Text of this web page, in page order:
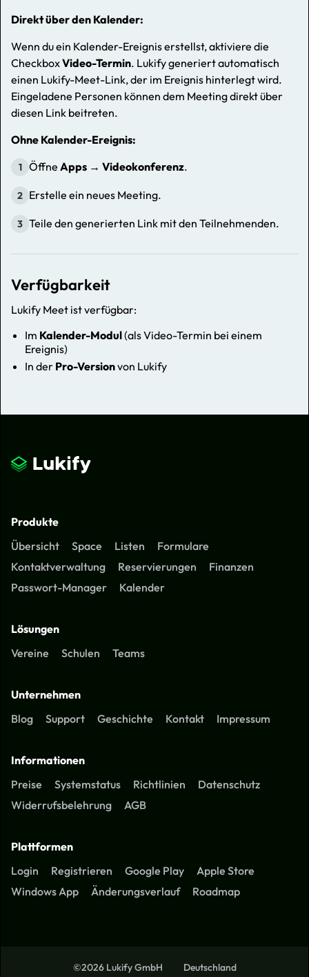
Direkt über den Kalender:
Wenn du ein Kalender-Ereignis erstellst, aktiviere die
CheckboxVideo-Termin. Lukify generiert automatisch
einen Lukify-Meet-Link, der im Ereignis hinterlegt wird.
Eingeladene Personen können dem Meeting direkt über
diesen Link beitreten.
Ohne Kalender-Ereignis:
1 Öffne Apps → Videokonferenz.
2 Erstelle ein neues Meeting.
3 Teile den generierten Link mit den Teilnehmenden.
Verfügbarkeit
Lukify Meet ist verfügbar:
Im Kalender-Modul(als Video-Termin bei einem
Ereignis)
In der Pro-Versionvon Lukify
Produkte
Übersicht
Space Listen
Formulare
Kontaktverwaltung
Reservierungen
Finanzen
Passwort-Manager
Kalender
Lösungen
Vereine
Schulen Teams
Unternehmen
Blog
Support Geschichte Kontakt Impressum
Informationen
Preise
Systemstatus Richtlinien
Datenschutz
Widerrufsbelehrung
AGB
Plattformen
Login
Registrieren Google Play
Apple Store
Windows App
Änderungsverlauf Roadmap
©2026 Lukify GmbH Deutschland